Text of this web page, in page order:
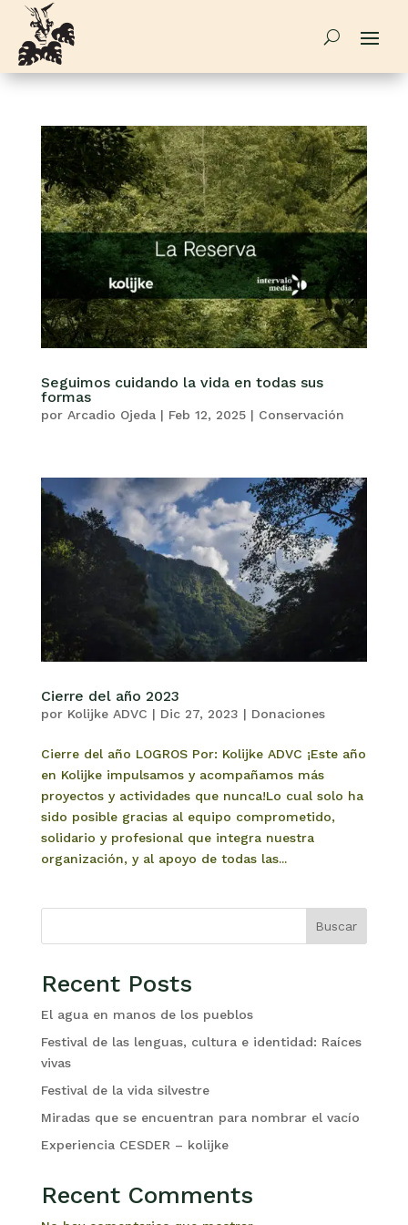
Seguimos cuidando la vida en todas sus
formas
por Arcadio Ojeda| Feb 12, 2025| Conservación
Cierre del año 2023
por Kolijke ADVC | Dic 27, 2023 | Donaciones
Cierre del año LOGROS Por: Kolijke ADVC ¡Este año
en Kolijke impulsamos y acompañamos más
proyectos y actividades que nunca!Lo cual solo ha
sido posible gracias al equipo comprometido,
solidario y profesional que integra nuestra
organización, y al apoyo de todas las...
Buscar
Recent Posts
El agua en manos de los pueblos
Festival de las lenguas, cultura e identidad: Raíces
vivas
Festival de la vida silvestre
Miradas que se encuentran para nombrar el vacío
Experiencia CESDER – kolijke
Recent Comments